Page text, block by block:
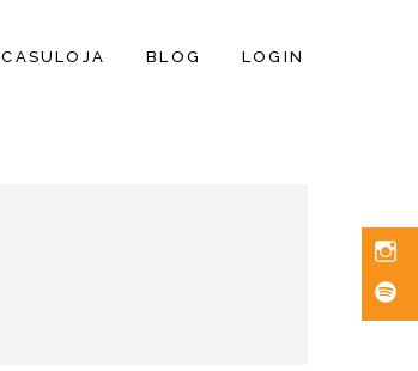
CASULOJA BLOG LOGIN